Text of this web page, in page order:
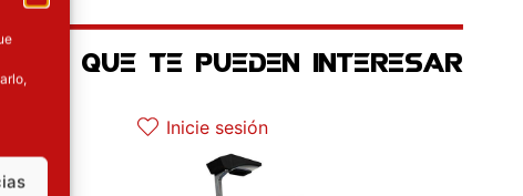
QUE TE PUEDEN INTERESAR
Inicie sesión